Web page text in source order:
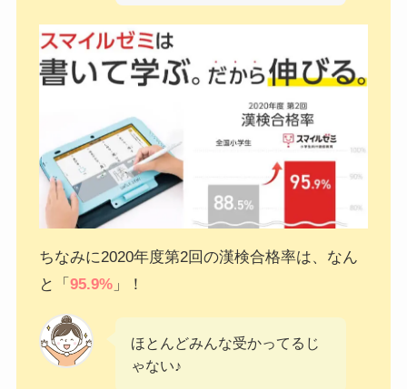
ちなみに2020年度第2回の漢検合格率は、なん
と「95.9% 」！
ほとんどみんな受かってるじ
ゃない♪